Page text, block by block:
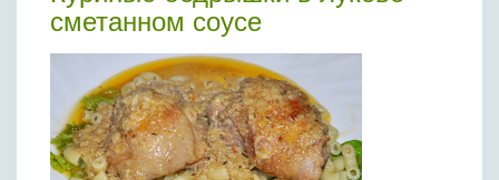
сметанном соусе